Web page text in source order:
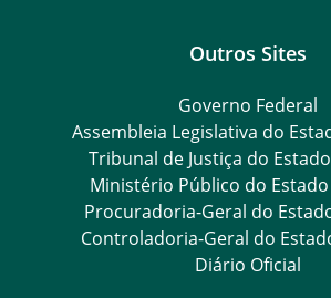
Outros Sites
Governo Federal
Assembleia Legislativa do
Tribunal de Justiça do
Ministério Público do
Procuradoria-Geral do
Controladoria-Geral do
Diário Oficial